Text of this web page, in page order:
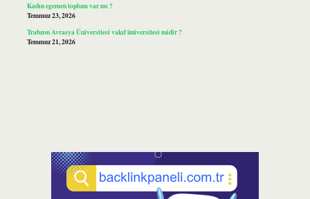
Kadın egemen toplum var mı ?
Temmuz 23, 2026
Trabzon Avrasya Üniversitesi vakıf üniversitesi midir ?
Temmuz 21, 2026